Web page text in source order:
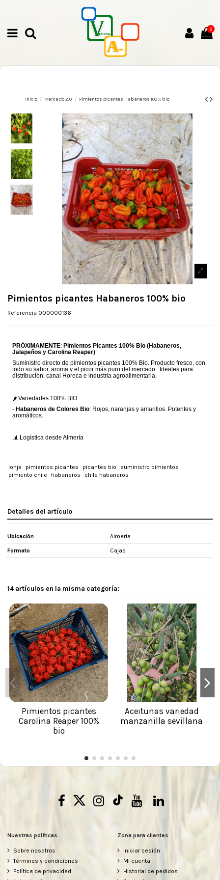
0
Inicio Mercado 2.0 Pimientos picantes Habaneros 100% bio
Pimientos picantes Habaneros 100% bio
Referencia 000000136
PRÓXIMAMENTE: Pimientos Picantes 100% Bio (Habaneros,
Jalapeños y Carolina Reaper)
Suministro directo de pimientos picantes 100% Bio. Producto fresco, con
todo su sabor, aroma y el picor más puro del mercado. Ideales para
distribución, canal Horeca e industria agroalimentaria.
🌶️ Variedades 100% BIO:
- Habaneros de Colores Bio: Rojos, naranjas y amarillos. Potentes y
aromáticos.
📊 Logística desde Almería
lonja pimientos picantes picantes bio
suministro pimientos
pimiento chile
habaneros chile habaneros
Detalles del artículo
Ubicación Almería
Formato Cajas
14 artículos en la misma categoría:
Pimientos picantes
Carolina Reaper 100%
bio
Aceitunas variedad
manzanilla sevillana
Nuestras políticas
Sobre nosotros
Términos y condiciones
Política de privacidad
Zona para clientes
Iniciar sesión
Mi cuenta
Historial de pedidos